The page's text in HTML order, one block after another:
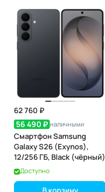
62 760 ₽
56 490 ₽ наличными
Смартфон Samsung
Galaxy S26 (Exynos),
12/256 ГБ, Black (чёрный)
Доступно
В корзину